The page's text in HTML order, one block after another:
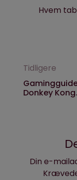
Hvem
Tidligere
Donkey Kong
Din e-